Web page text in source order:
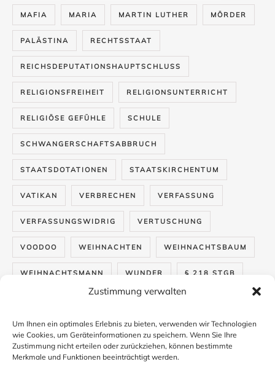
Zustimmung verwalten
Um Ihnen ein optimales Erlebnis zu bieten, verwenden wir Technologien
wie Cookies, um Geräteinformationen zu speichern. Wenn Sie Ihre
Zustimmung nicht erteilen oder zurückziehen, können bestimmte
Merkmale und Funktionen beeinträchtigt werden.
MAFIA MARIA MARTIN LUTHER MÖRDER
PALÄSTINA RECHTSSTAAT
REICHSDEPUTATIONSHAUPTSCHLUSS
RELIGIONSFREIHEIT RELIGIONSUNTERRICHT
RELIGIÖSE GEFÜHLE SCHULE
SCHWANGERSCHAFTSABBRUCH
STAATSDOTATIONEN STAATSKIRCHENTUM
VATIKAN VERBRECHEN VERFASSUNG
VERFASSUNGSWIDRIG VERTUSCHUNG
VOODOO WEIHNACHTEN WEIHNACHTSBAUM
WEIHNACHTSMANN WUNDER § 218 STGB
Kontakt
Datenschutzerklärung